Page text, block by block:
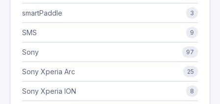
smartPaddle 3
SMS 9
Sony 97
Sony Xperia Arc 25
Sony Xperia ION 8